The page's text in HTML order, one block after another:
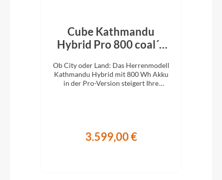
Cube Kathmandu
Hybrid Pro 800 coal´n
Ob City oder Land: Das Herrenmodell
Kathmandu Hybrid mit 800 Wh Akku
in der Pro-Version steigert Ihre
3.599,00 €